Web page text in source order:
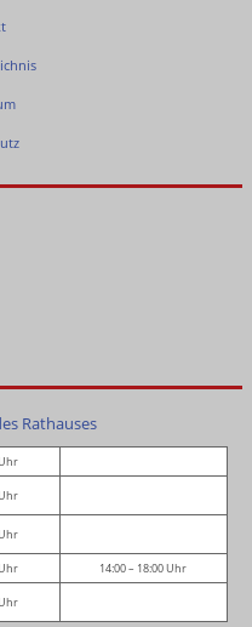
Rathauses
14:00 – 18:00 Uhr